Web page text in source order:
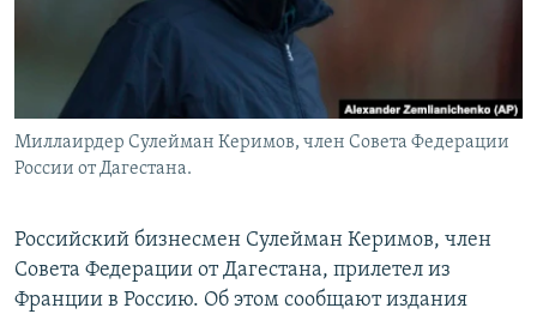
Миллаирдер Сулейман Керимов, член Совета Федерации
России от Дагестана.
Российский бизнесмен Сулейман Керимов, член
Совета Федерации от Дагестана, прилетел из
Франции в Россию. Об этом сообщают издания